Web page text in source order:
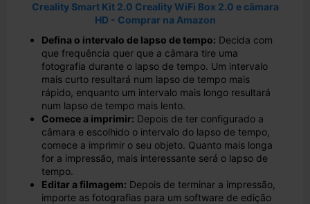
Creality Smart Kit 2.0 Creality WiFi Box 2.0 e câmara
HD - Comprar na Amazon
Defina o intervalo de lapso de tempo: Decida com
que frequência quer que a câmara tire uma
fotografia durante o lapso de tempo. Um intervalo
mais curto resultará num lapso de tempo mais
rápido, enquanto um intervalo mais longo resultará
num lapso de tempo mais lento.
Comece a imprimir: Depois de ter configurado a
câmara e escolhido o intervalo do lapso de tempo,
comece a imprimir o seu objeto. Quanto mais longa
for a impressão, mais interessante será o lapso de
tempo.
Editar a filmagem: Depois de terminar a impressão,
importe as fotografias para um software de edição